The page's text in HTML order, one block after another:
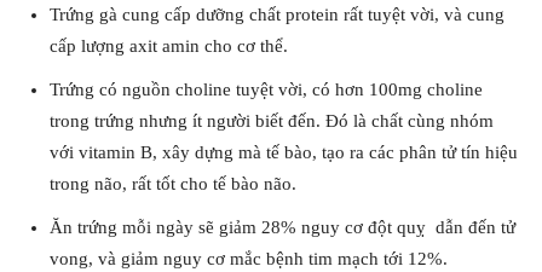
Trứng gà cung cấp dưỡng chất protein rất tuyệt vời, và cung
cấp lượng axit amin cho cơ thể.
Trứng có nguồn choline tuyệt vời, có hơn 100mg choline
trong trứng nhưng ít người biết đến. Đó là chất cùng nhóm
với vitamin B, xây dựng mà tế bào, tạo ra các phân tử tín hiệu
trong não, rất tốt cho tế bào não.
Ăn trứng mỗi ngày sẽ giảm 28% nguy cơ đột quỵ dẫn đến tử
vong, và giảm nguy cơ mắc bệnh tim mạch tới 12%.